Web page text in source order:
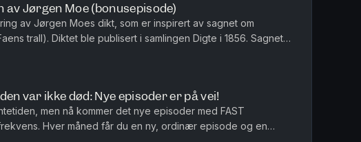
av Jørgen Moe (bonusepisode)
av Jørgen Moes dikt, som er inspirert av sagnet om
trall). Diktet ble publisert i samlingen Digte i 1856. Sagnet
tallets Hallingdal. Innlest, produ...
var ikke død: Nye episoder er på vei!
men nå kommer det nye episoder med FAST
Hver måned får du en ny, ordinær episode og en